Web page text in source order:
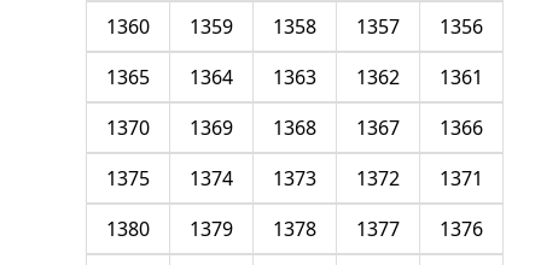
1356
1357
1358
1359
1360
1361
1362
1363
1364
1365
1366
1367
1368
1369
1370
1371
1372
1373
1374
1375
1376
1377
1378
1379
1380